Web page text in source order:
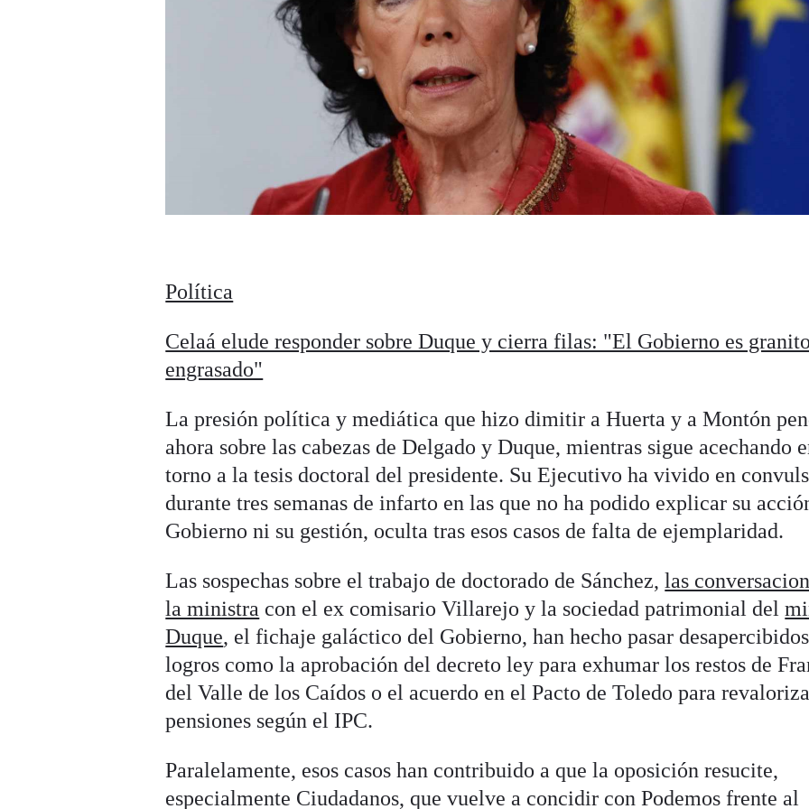
Política
Celaá elude responder sobre Duque y cierra filas: "El Gobierno es
engrasado"
La presión política y mediática que hizo dimitir a Huerta y a Montón
ahora sobre las cabezas de Delgado y Duque, mientras sigue acechando
torno a la tesis doctoral del presidente. Su Ejecutivo ha vivido en
durante tres semanas de infarto en las que no ha podido explicar su
Gobierno ni su gestión, oculta tras esos casos de falta de ejemplaridad.
Las sospechas sobre el trabajo de doctorado de Sánchez,las
la ministra con el ex comisario Villarejo y la sociedad patrimonial del
Duque, el fichaje galáctico del Gobierno, han hecho pasar desapercibidos
logros como la aprobación del decreto ley para exhumar los restos de
del Valle de los Caídos o el acuerdo en el Pacto de Toledo para
pensiones según el IPC.
Paralelamente, esos casos han contribuido a que la oposición resucite,
especialmente Ciudadanos, que vuelve a concidir con Podemos frente al